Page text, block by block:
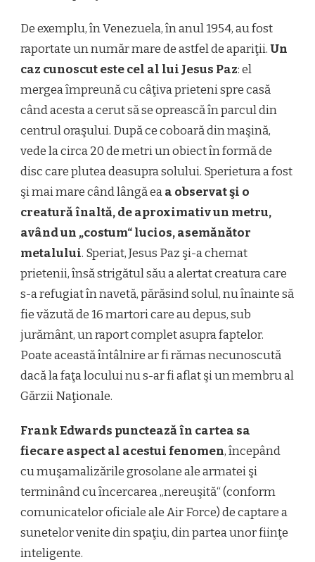
De exemplu, în Venezuela, în anul 1954, au fost
raportate un număr mare de astfel de apariţii.Un
caz cunoscut este cel al lui Jesus Paz: el
mergea împreună cu câţiva prieteni spre casă
când acesta a cerut să se oprească în parcul din
centrul oraşului. După ce coboară din maşină,
vede la circa 20 de metri un obiect în formă de
disc care plutea deasupra solului. Sperietura a fost
şi mai mare când lângă eaa observat şi o
creatură înaltă, de aproximativ un metru,
având un „costum“ lucios, asemănător
metalului. Speriat, Jesus Paz şi-a chemat
prietenii, însă strigătul său a alertat creatura care
s-a refugiat în navetă, părăsind solul, nu înainte să
fie văzută de 16 martori care au depus, sub
jurământ, un raport complet asupra faptelor.
Poate această întâlnire ar fi rămas necunoscută
dacă la faţa locului nu s-ar fi aflat şi un membru al
Gărzii Naţionale.
Frank Edwards punctează în cartea sa
fiecare aspect al acestui fenomen, începând
cu muşamalizările grosolane ale armatei şi
terminând cu încercarea „nereuşită“ (conform
comunicatelor oficiale ale Air Force) de captare a
sunetelor venite din spaţiu, din partea unor fiinţe
inteligente.